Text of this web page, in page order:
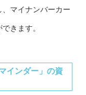
マイナンバーカー
きます。
インダー」の資